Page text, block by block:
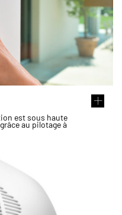
est sous haute
au pilotage à